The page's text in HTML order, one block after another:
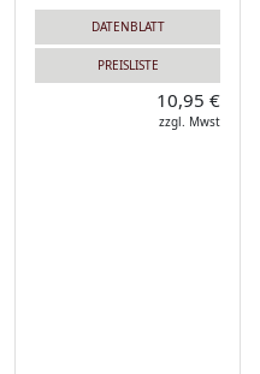
DATENBLATT
PREISLISTE
10,95 €
zzgl. Mwst